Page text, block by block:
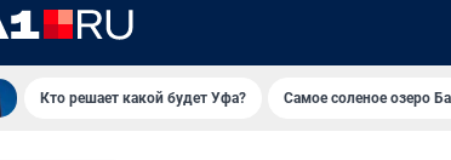
Кто решает какой будет Уфа? Самое соленое озеро